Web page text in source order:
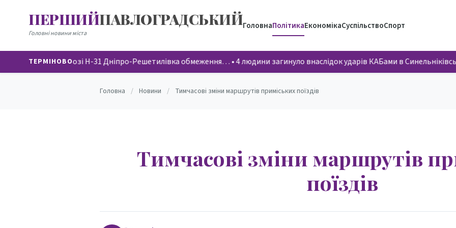
ПЕРШИЙПАВЛОГРАДСЬКИЙ
Головні новини міста
ГоловнаПолітикаЕкономікаСуспільствоСпорт
ТЕРМІНОВО
На автодорозі Н-31 Дніпро-Решетилівка обмеження…•4 людини загинуло внаслідок ударів КАБами в
Головна / Новини / Тимчасові зміни маршрутів приміських поїздів
НОВИНИ
Тимчасові зміни маршрутів
поїздів